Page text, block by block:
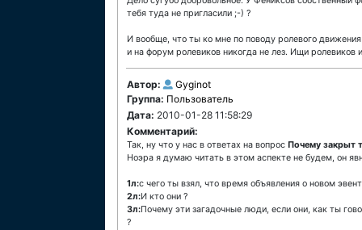
тебя туда не пригласили ;-) ?
И вообще, что ты ко мне по поводу ролевого
и на форум ролевиков никогда не лез. Ищи
Автор:
Gyginot
Группа: Пользователь
Дата: 2010-01-28 11:58:29
Комментарий:
Так, ну что у нас в ответах на вопрос Почему закрыт
Ноэра я думаю читать в этом аспекте не будем, он
1л:с чего ты взял, что время объявления о новом
2л:И кто они ?
3л:Почему эти загадочные люди, если они, как ты
?